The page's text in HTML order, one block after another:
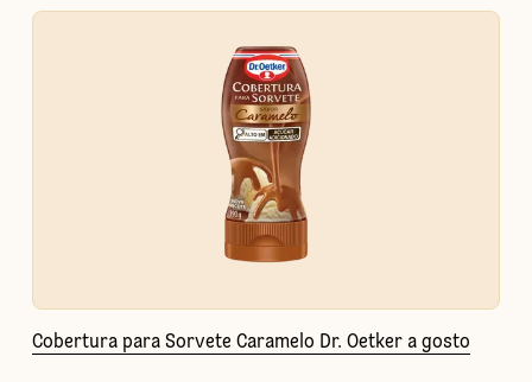
Cobertura para Sorvete Caramelo Dr. Oetker a gosto